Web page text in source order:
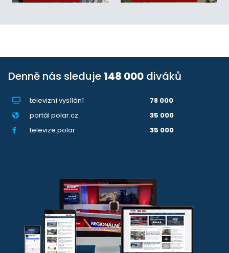
Denně nás sleduje 148 000 diváků
televizní vysílání
78 000
portál polar.cz
35 000
televize.polar
35 000